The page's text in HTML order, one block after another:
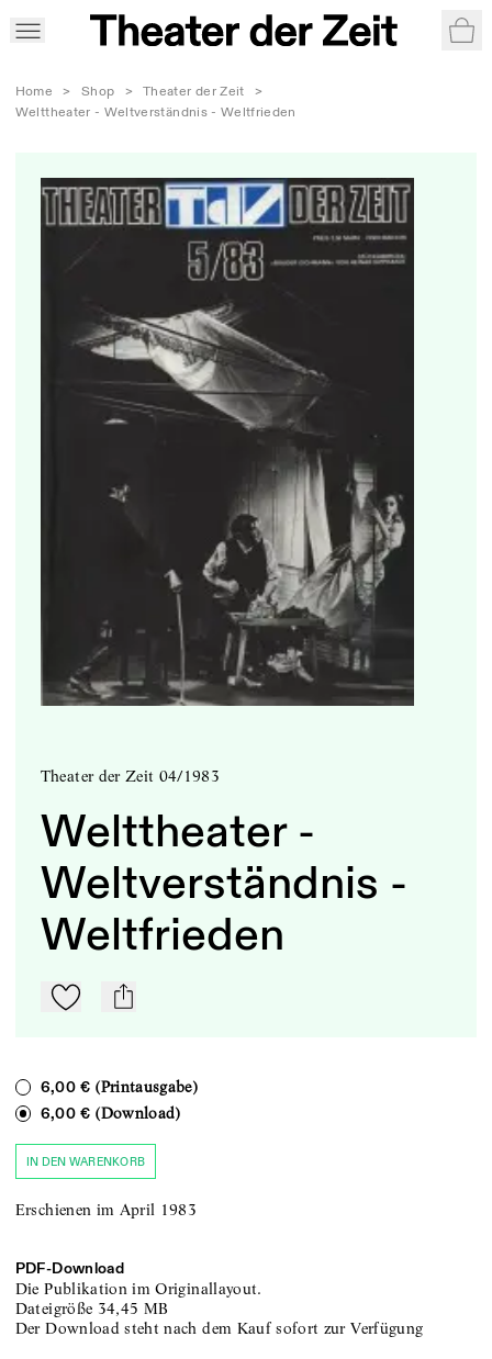
Home > Shop > Theater der Zeit
>
Welttheater - Weltverständnis - Weltfrieden
Theater der Zeit 04/1983
Welttheater -
Weltverständnis -
Weltfrieden
Zu Mein-TdZ hinzufügen
mail
6,00 €(Printausgabe)
6,00 €(Download)
IN DEN WARENKORB
Erschienen im April 1983
PDF-Download
Die Publikation im Originallayout.
Dateigröße 34,45 MB
Der Download steht nach dem Kauf sofort zur Verfügung